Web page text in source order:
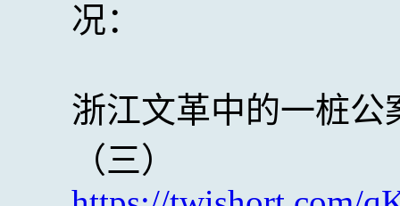
况：
浙江文革中的一桩
（三）